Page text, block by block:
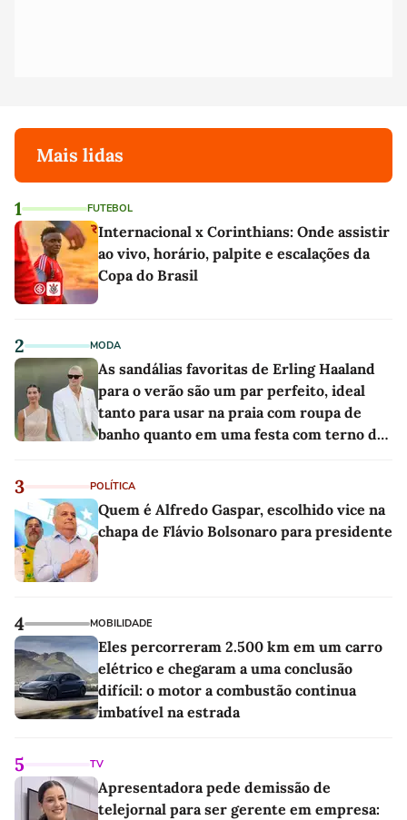
Mais lidas
1 FUTEBOL
Internacional x Corinthians: Onde assistir
ao vivo, horário, palpite e escalações da
Copa do Brasil
2 MODA
As sandálias favoritas de Erling Haaland
para o verão são um par perfeito, ideal
tanto para usar na praia com roupa de
banho quanto em uma festa com terno de
3 POLÍTICA
Quem é Alfredo Gaspar, escolhido vice na
chapa de Flávio Bolsonaro para presidente
4 MOBILIDADE
Eles percorreram 2.500 km em um carro
elétrico e chegaram a uma conclusão
difícil: o motor a combustão continua
imbatível na estrada
5 TV
Apresentadora pede demissão de
telejornal para ser gerente em empresa: